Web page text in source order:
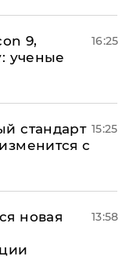
9,
ученые
16:25
стандарт
с
15:25
новая
13:58